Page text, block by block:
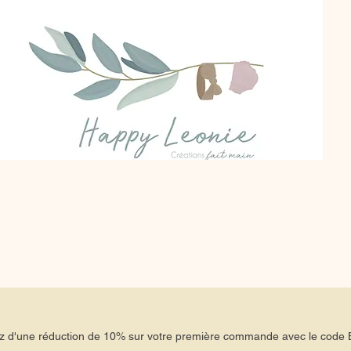
d'une réduction de 10% sur votre première commande avec le code